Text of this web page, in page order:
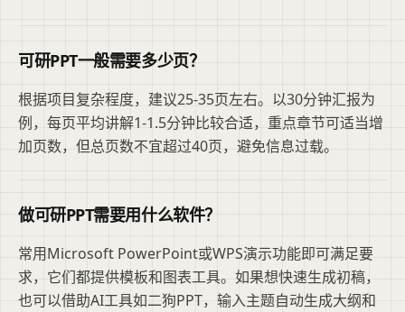
可研PPT一般需要多少页？
根据项目复杂程度，建议25-35页左右。以30分钟汇报为
例，每页平均讲解1-1.5分钟比较合适，重点章节可适当增
加页数，但总页数不宜超过40页，避免信息过载。
做可研PPT需要用什么软件？
常用Microsoft PowerPoint或WPS演示功能即可满足要
求，它们都提供模板和图表工具。如果想快速生成初稿，
也可以借助AI工具如二狗PPT，输入主题自动生成大纲和